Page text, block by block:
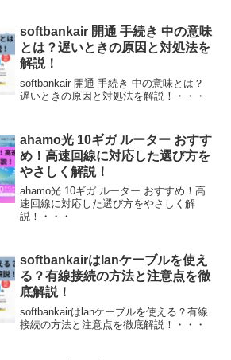
softbankair 開通 手続き 中の意味
とは？遅いときの原因と対処法を
解説！
softbankair 開通 手続き 中の意味とは？
遅いときの原因と対処法を解説！・・・
ahamo光 10ギガ ルーター おすす
め！高速回線に対応した選び方を
やさしく解説！
ahamo光 10ギガ ルーター おすすめ！高
速回線に対応した選び方をやさしく解
説！・・・
softbankairはlanケーブルを使え
る？有線接続の方法と注意点を徹
底解説！
softbankairはlanケーブルを使える？有線
接続の方法と注意点を徹底解説！・・・